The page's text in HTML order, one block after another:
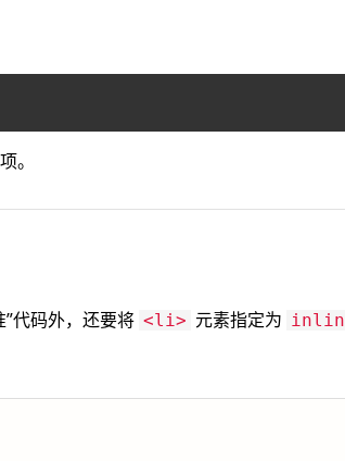
。
代码外，还要将 <li> 元素指定为